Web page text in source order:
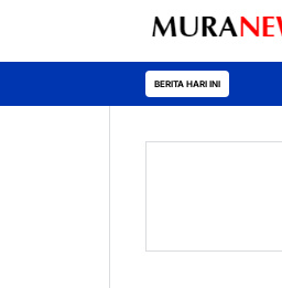
BERITA HARI INI